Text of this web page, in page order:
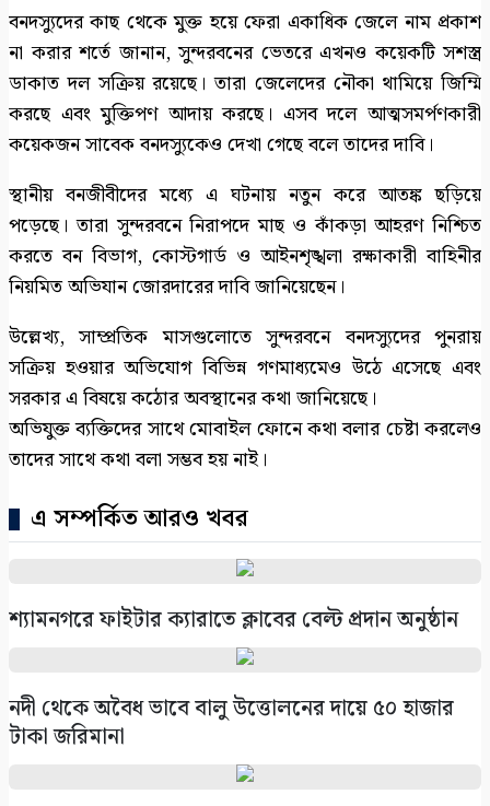
বনদস্যুদের কাছ থেকে মুক্ত হয়ে ফেরা একাধিক জেলে নাম প্রকাশ
না করার শর্তে জানান, সুন্দরবনের ভেতরে এখনও কয়েকটি সশস্ত্র
ডাকাত দল সক্রিয় রয়েছে। তারা জেলেদের নৌকা থামিয়ে জিম্মি
করছে এবং মুক্তিপণ আদায় করছে। এসব দলে আত্মসমর্পণকারী
কয়েকজন সাবেক বনদস্যুকেও দেখা গেছে বলে তাদের দাবি।
স্থানীয় বনজীবীদের মধ্যে এ ঘটনায় নতুন করে আতঙ্ক ছড়িয়ে
পড়েছে। তারা সুন্দরবনে নিরাপদে মাছ ও কাঁকড়া আহরণ নিশ্চিত
করতে বন বিভাগ, কোস্টগার্ড ও আইনশৃঙ্খলা রক্ষাকারী বাহিনীর
নিয়মিত অভিযান জোরদারের দাবি জানিয়েছেন।
উল্লেখ্য, সাম্প্রতিক মাসগুলোতে সুন্দরবনে বনদস্যুদের পুনরায়
সক্রিয় হওয়ার অভিযোগ বিভিন্ন গণমাধ্যমেও উঠে এসেছে এবং
সরকার এ বিষয়ে কঠোর অবস্থানের কথা জানিয়েছে।
অভিযুক্ত ব্যক্তিদের সাথে মোবাইল ফোনে কথা বলার চেষ্টা করলেও
তাদের সাথে কথা বলা সম্ভব হয় নাই।
এ সম্পর্কিত আরও খবর
শ্যামনগরে ফাইটার ক্যারাতে ক্লাবের বেল্ট প্রদান অনুষ্ঠান
নদী থেকে অবৈধ ভাবে বালু উত্তোলনের দায়ে ৫০ হাজার
টাকা জরিমানা